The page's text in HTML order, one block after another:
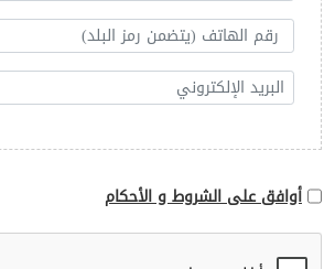
أوافق على الشروط و الأحكام